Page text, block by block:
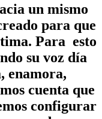
un mismo
para que
Para esto
su voz día
enamora,
cuenta que
configurar